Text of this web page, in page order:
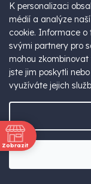
K personalizaci
médií a analýze
cookie. Informace o
svými partnery pro
mohou
jste jim poskytli
využíváte jejich
TOPDON
USB-C | 50Hz | 384
Zobrazit